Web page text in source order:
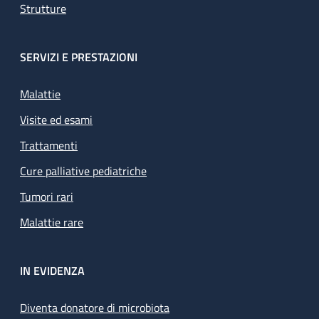
Strutture
SERVIZI E PRESTAZIONI
Malattie
Visite ed esami
Trattamenti
Cure palliative pediatriche
Tumori rari
Malattie rare
IN EVIDENZA
Diventa donatore di microbiota